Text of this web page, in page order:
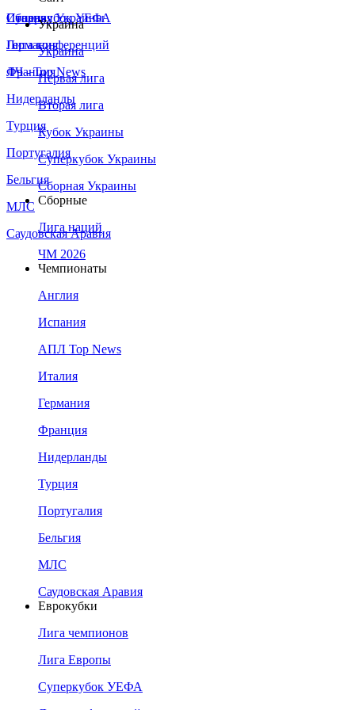
Сборная Украины
Италия
Германия
Франция
Нидерланды
Турция
Португалия
Бельгия
МЛС
Саудовская Аравия
Суперкубок УЕФА
Лига конференций
ЛЧ - Top News
Украина
Украина
Первая лига
Вторая лига
Кубок Украины
Суперкубок Украины
Сборная Украины
Сборные
Лига наций
ЧМ 2026
Чемпионаты
Англия
Испания
АПЛ Top News
Италия
Германия
Франция
Нидерланды
Турция
Португалия
Бельгия
МЛС
Саудовская Аравия
Еврокубки
Лига чемпионов
Лига Европы
Суперкубок УЕФА